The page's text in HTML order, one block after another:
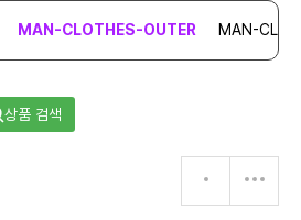
MAN-CLOTHES-OUTER MAN-
상품 검색